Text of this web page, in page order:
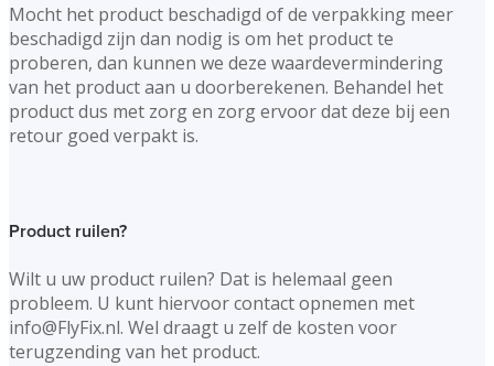
Mocht het product beschadigd of de verpakking meer
beschadigd zijn dan nodig is om het product te
proberen, dan kunnen we deze waardevermindering
van het product aan u doorberekenen. Behandel het
product dus met zorg en zorg ervoor dat deze bij een
retour goed verpakt is.
Product ruilen?
Wilt u uw product ruilen? Dat is helemaal geen
probleem. U kunt hiervoor contact opnemen met
info@FlyFix.nl. Wel draagt u zelf de kosten voor
terugzending van het product.